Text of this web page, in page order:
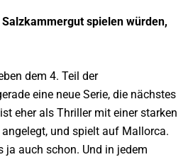
spielen würden,
dem 4. Teil der
eine neue Serie, die nächstes
eher als Thriller mit einer starken
und spielt auf Mallorca.
ja auch schon. Und in jedem